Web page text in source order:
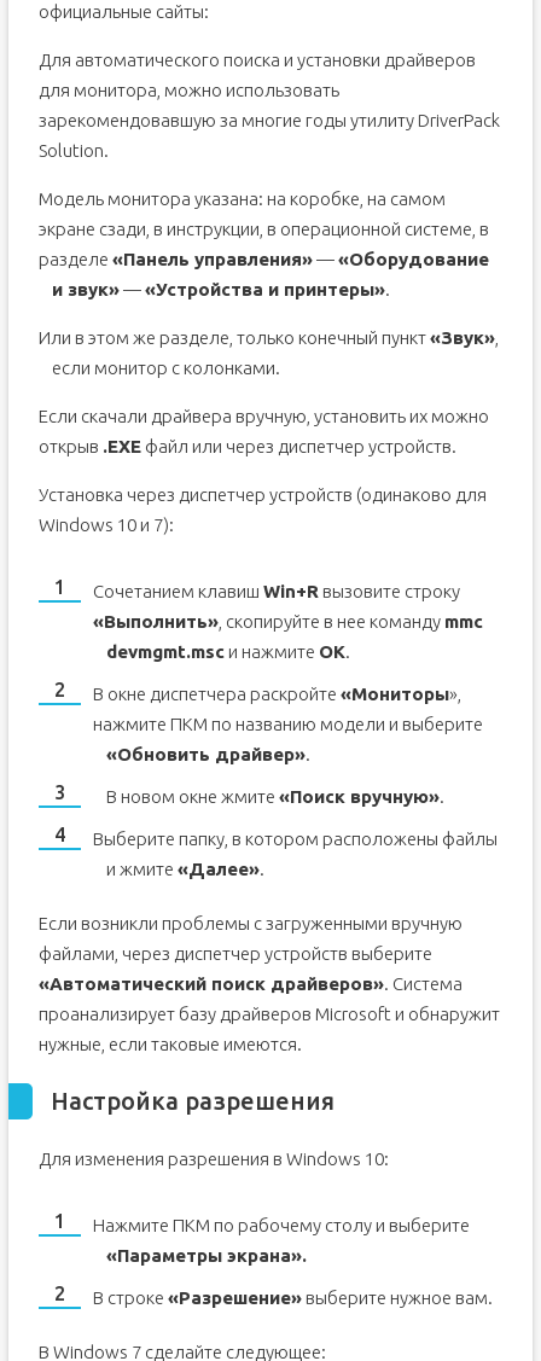
официальные сайты:
Для автоматического поиска и установки драйверов
для монитора, можно использовать
зарекомендовавшую за многие годы утилиту DriverPack
Solution.
Модель монитора указана: на коробке, на самом
экране сзади, в инструкции, в операционной системе, в
разделе «Панель управления»—«Оборудование
и звук»—«Устройства и принтеры».
Или в этом же разделе, только конечный пункт«Звук»,
если монитор с колонками.
Если скачали драйвера вручную, установить их можно
открыв .EXEфайл или через диспетчер устройств.
Установка через диспетчер устройств (одинаково для
Windows 10 и 7):
Сочетанием клавиш Win+R вызовите строку
«Выполнить», скопируйте в нее команду mmc
devmgmt.mscи нажмите ОК.
В окне диспетчера раскройте «Мониторы»,
нажмите ПКМ по названию модели и выберите
«Обновить драйвер».
В новом окне жмите «Поиск вручную».
Выберите папку, в котором расположены файлы
и жмите «Далее».
Если возникли проблемы с загруженными вручную
файлами, через диспетчер устройств выберите
«Автоматический поиск драйверов». Система
проанализирует базу драйверов Microsoft и обнаружит
нужные, если таковые имеются.
Настройка разрешения
Для изменения разрешения в Windows 10:
Нажмите ПКМ по рабочему столу и выберите
«Параметры экрана».
В строке «Разрешение»выберите нужное вам.
В Windows 7 сделайте следующее: